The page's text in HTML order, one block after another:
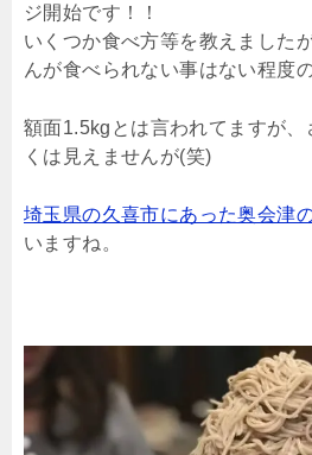
ジ開始です！！
いくつか食べ方等を教えました
んが食べられない事はない程度の
額面1.5kgとは言われてますが、
くは見えませんが(笑)
埼玉県の久喜市にあった奥会津
いますね。